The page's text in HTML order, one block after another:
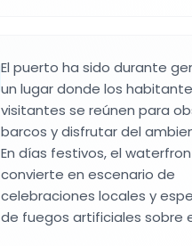
El puerto ha sido durante
un lugar donde los
visitantes se reúnen para
barcos y disfrutar del
En días festivos, el
convierte en escenario de
celebraciones locales y
de fuegos artificiales sobre